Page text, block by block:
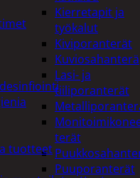
Kierretapit ja
työkalut
Kiviporanterät
Kuviosahanterä
Lasi- ja
tiiliporanterät
terät
Puuporanterät
tuotteet